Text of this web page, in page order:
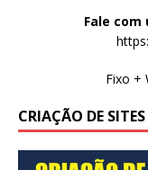
Fale
Fixo +
CRIAÇÃO DE SITES